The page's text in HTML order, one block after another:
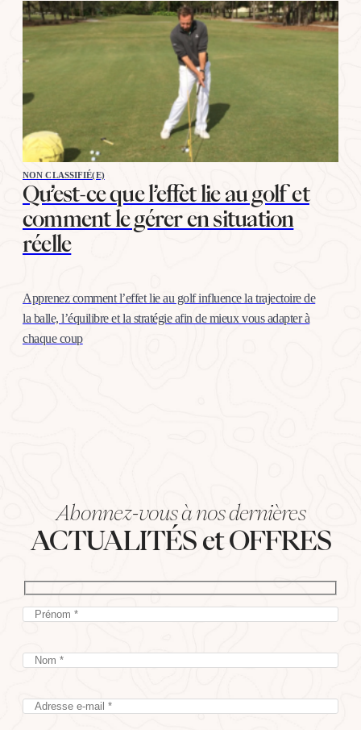
NON CLASSIFIÉ(E)
Qu’est-ce que l’effet lie au golf et
comment le gérer en situation
réelle
Apprenez comment l’effet lie au golf influence la trajectoire de
la balle, l’équilibre et la stratégie afin de mieux vous adapter à
chaque coup
Abonnez-vous à nos dernières
ACTUALITÉS et OFFRES